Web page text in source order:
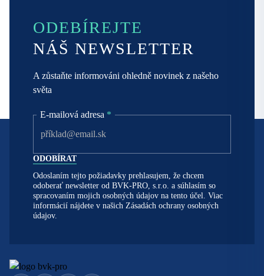
ODEBÍREJTE
NÁŠ NEWSLETTER
A zůstaňte informováni ohledně novinek z našeho
světa
E-mailová adresa *
Odoslaním tejto požiadavky prehlasujem, že chcem
odoberať newsletter od BVK-PRO, s.r.o. a súhlasím so
spracovaním mojich osobných údajov na tento účel. Viac
informácií nájdete v našich Zásadách ochrany osobných
údajov.